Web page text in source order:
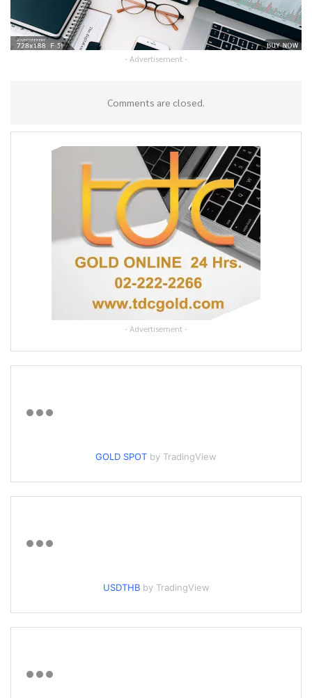
- Advertisement -
Comments are closed.
- Advertisement -
GOLD SPOT by TradingView
USDTHB by TradingView